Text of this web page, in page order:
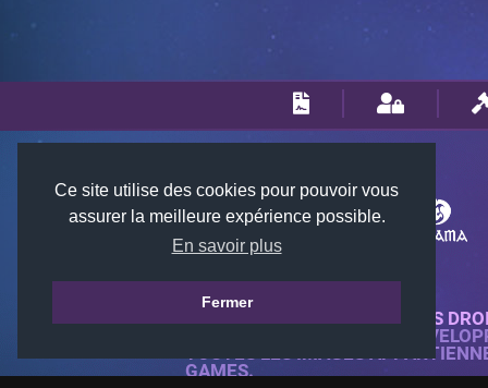
Ce site utilise des cookies pour pouvoir vous
assurer la meilleure expérience possible.
En savoir plus
Fermer
© 2018-2026 KTARENA. TOUS
SITE WEB ENTIÈREMENT
TOUTES LES IMAGES
GAMES.